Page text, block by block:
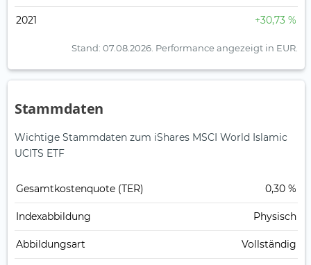
2021 +30,73 %
Stand: 07.08.2026. Performance angezeigt in EUR.
Stammdaten
Wichtige Stammdaten zum iShares MSCI World Islamic
UCITS ETF
Gesamt­kosten­quote (TER) 0,30 %
Index­abbildung Physisch
Abbildungs­art Vollständig